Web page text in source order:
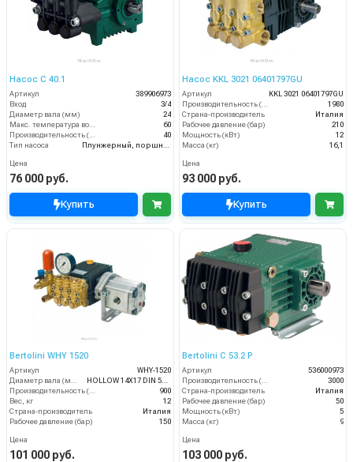
Насос C 40.1
Артикул
389906973
Вход
3/4
Диаметр вала (мм)
24
60
40
Тип насоса
Цена
76 000 руб.
Купить
Насос KKL 3021 06401797GU
Артикул
KKL 3021 06401797GU
1980
Страна-производитель
Италия
Рабочее давление (бар)
210
Мощность (кВт)
12
Масса (кг)
16,1
Цена
93 000 руб.
Купить
Bertolini WHY 1520
Артикул
WHY-1520
Диаметр вала (мм)
HOLLOW 14X17 DIN 5482
Производительность (л/ч)
900
Вес, кг
12
Страна-производитель
Италия
Рабочее давление (бар)
150
Цена
101 000 руб.
Bertolini C 53.2 P
Артикул
536000973
Производительность (л/ч)
3000
Страна-производитель
Италия
Рабочее давление (бар)
50
Мощность (кВт)
5
Масса (кг)
9
Цена
103 000 руб.